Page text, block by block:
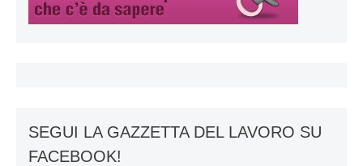
SEGUI LA GAZZETTA DEL LAVORO SU
FACEBOOK!